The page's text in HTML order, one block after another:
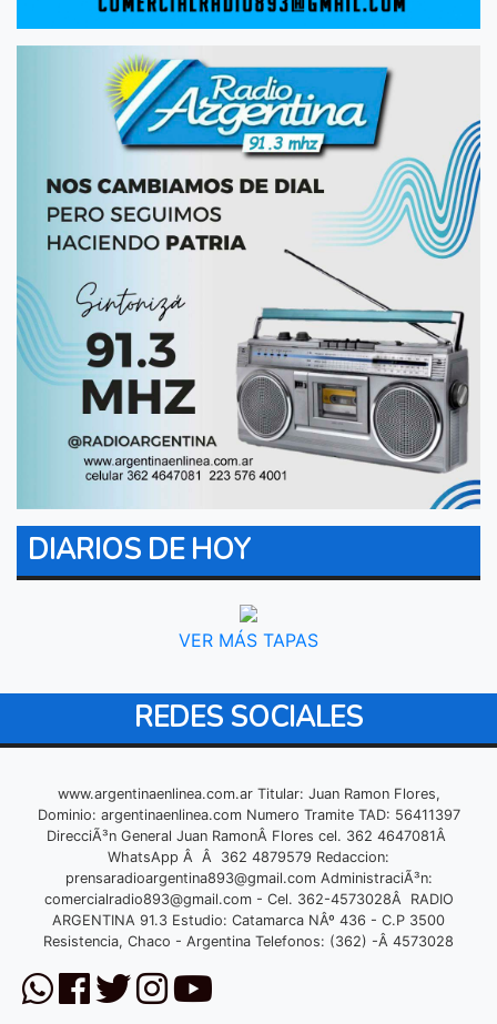
DIARIOS DE HOY
VER MÁS TAPAS
REDES SOCIALES
www.argentinaenlinea.com.ar Titular: Juan Ramon Flores,
Dominio: argentinaenlinea.com Numero Tramite TAD: 56411397
DirecciÃ³n General Juan RamonÂ Flores cel. 362 4647081Â
WhatsApp Â Â 362 4879579 Redaccion:
prensaradioargentina893@gmail.comAdministraciÃ³n:
comercialradio893@gmail.com- Cel. 362-4573028Â RADIO
ARGENTINA 91.3 Estudio: Catamarca NÂº 436 - C.P 3500
Resistencia, Chaco - Argentina Telefonos: (362) -Â 4573028